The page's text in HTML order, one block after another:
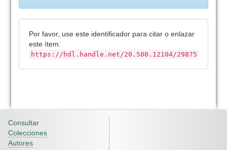
Por favor, use este identificador para citar o enlazar
este ítem:
https://hdl.handle.net/20.500.12104/29875
Consultar
Colecciones
Autores